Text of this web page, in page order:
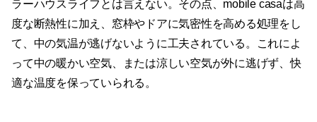
ラーハウスライフとは言えない。その点、mobile casaは高
度な断熱性に加え、窓枠やドアに気密性を高める処理をし
て、中の気温が逃げないように工夫されている。これによ
って中の暖かい空気、または涼しい空気が外に逃げず、快
適な温度を保っていられる。